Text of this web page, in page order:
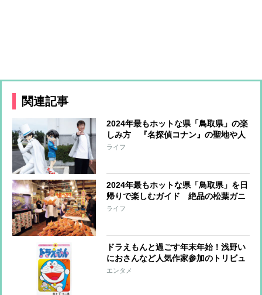
関連記事
2024年最もホットな県「鳥取県」の楽
しみ方 『名探偵コナン』の聖地や人
気カフェのほか、東京で味わえるグル
ライフ
2024年最もホットな県「鳥取県」を日
帰りで楽しむガイド 絶品の松葉ガニ
やらくだライド体験、石破首相ゆかり
ライフ
ドラえもんと過ごす年末年始！浅野い
におさんなど人気作家参加のトリビュ
ート本、あいみょんの「ドラえもん
エンタメ